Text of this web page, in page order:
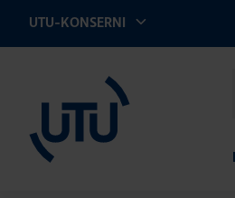
UTU-KONSERNI